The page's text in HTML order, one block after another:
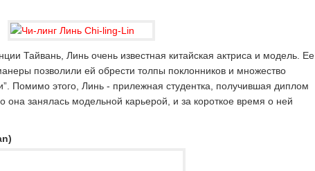
Тайвань, Линь очень известная китайская актриса и модель. Ее
позволили ей обрести толпы поклонников и множество
Помимо этого, Линь - прилежная студентка, получившая диплом
она занялась модельной карьерой, и за короткое время о ней